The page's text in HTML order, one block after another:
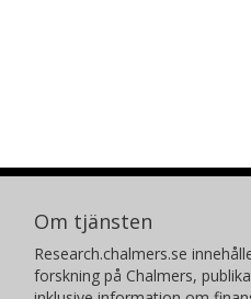
Om tjänsten
Research.chalmers.se
forskning på Chalmers,